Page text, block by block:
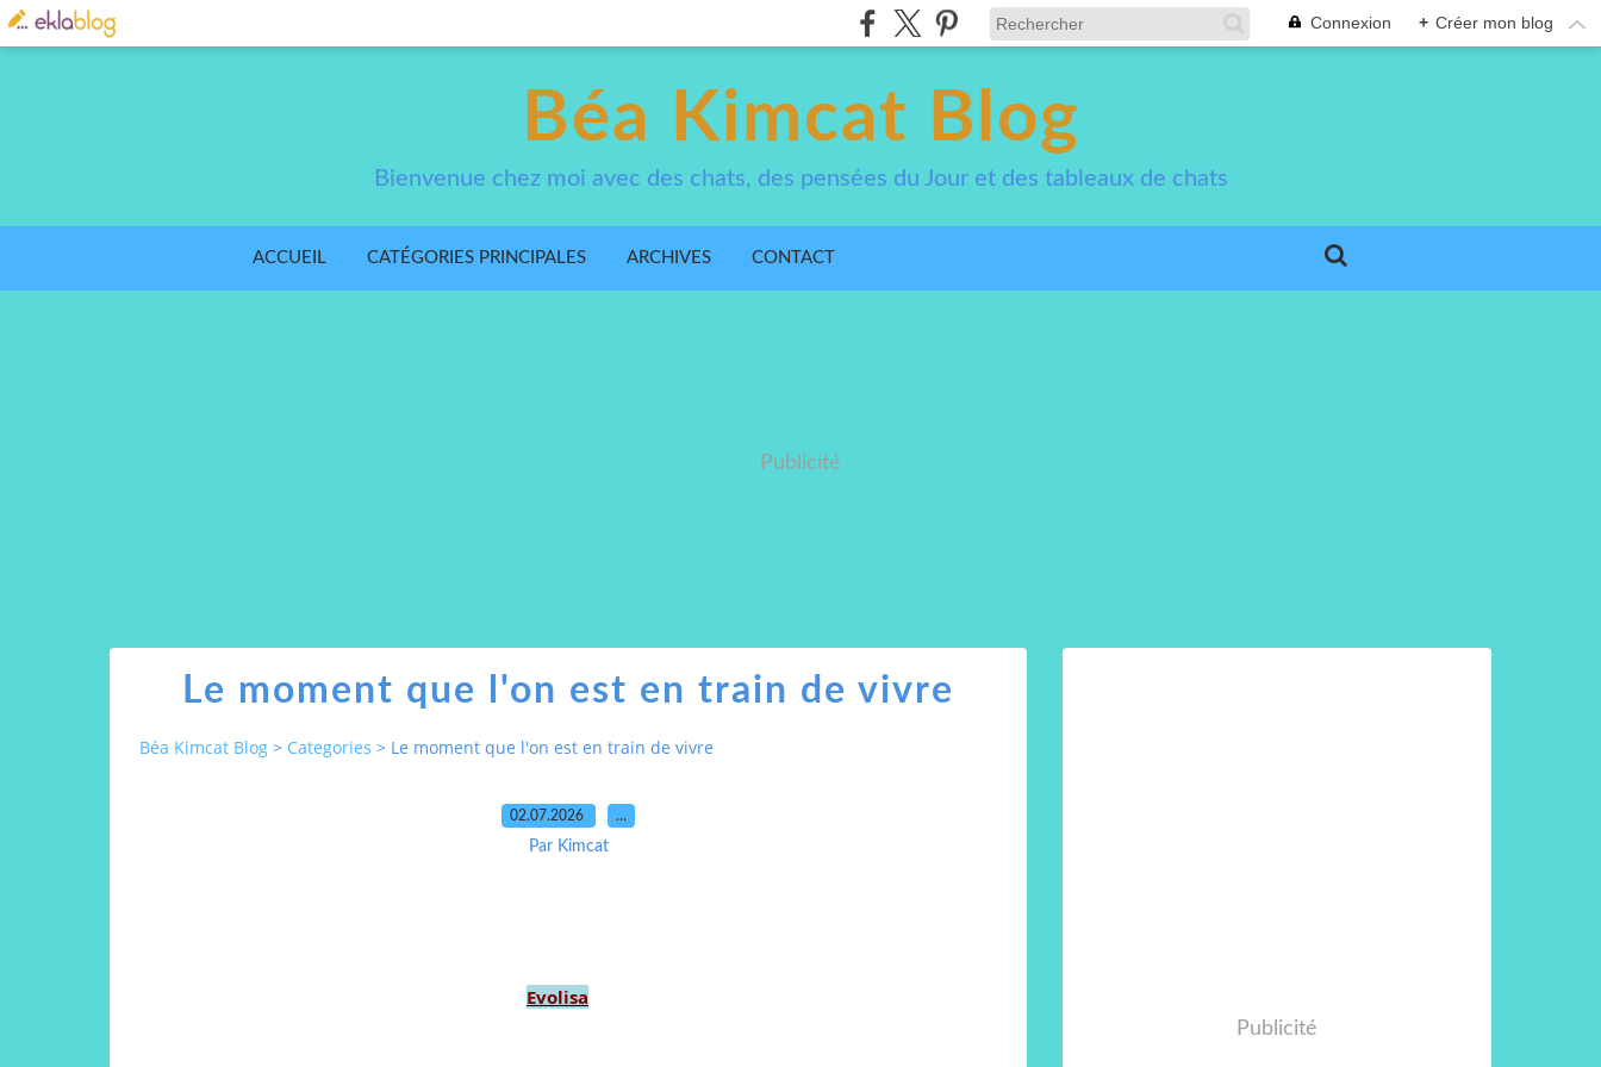
Connexion + Créer mon blog
Béa Kimcat Blog
Bienvenue chez moi avec des chats, des pensées du Jour et des tableaux de chats
ACCUEIL CATÉGORIES PRINCIPALES ARCHIVES CONTACT
Publicité
Le moment que l'on est en train de vivre
Béa Kimcat Blog > Categories > Le moment que l'on est en train de vivre
02.07.2026 …
Par Kimcat
Evolisa
Publicité